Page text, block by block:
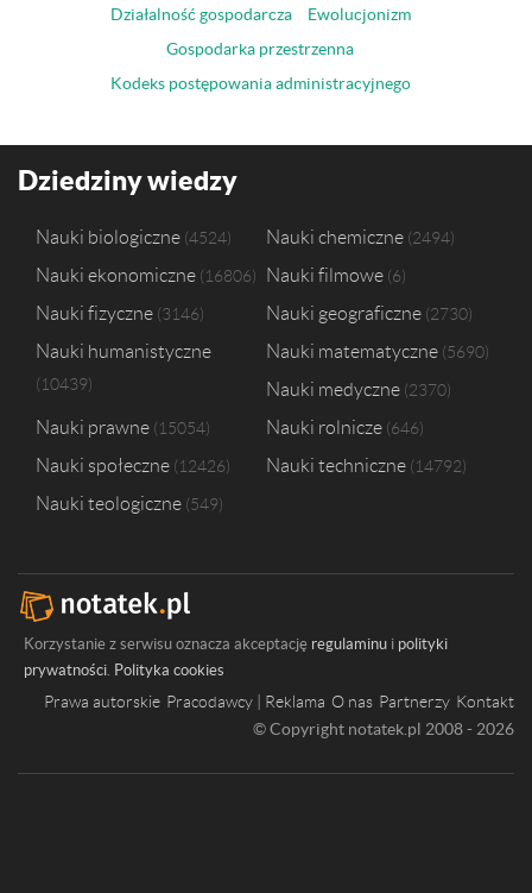
Działalność gospodarcza
Ewolucjonizm
Gospodarka przestrzenna
Kodeks postępowania administracyjnego
Dziedziny wiedzy
Nauki biologiczne 4524 Nauki chemiczne 2494
Nauki ekonomiczne 16806 Nauki filmowe 6
Nauki fizyczne 3146 Nauki geograficzne 2730
Nauki humanistyczne
10439
Nauki matematyczne 5690
Nauki medyczne 2370
Nauki prawne 15054 Nauki rolnicze 646
Nauki społeczne 12426 Nauki techniczne 14792
Nauki teologiczne 549
Korzystanie z serwisu oznacza akceptację regulaminu i polityki
prywatności. Polityka cookies
Prawa autorskie Pracodawcy | Reklama O nas Partnerzy Kontakt
© Copyright notatek.pl 2008 - 2026